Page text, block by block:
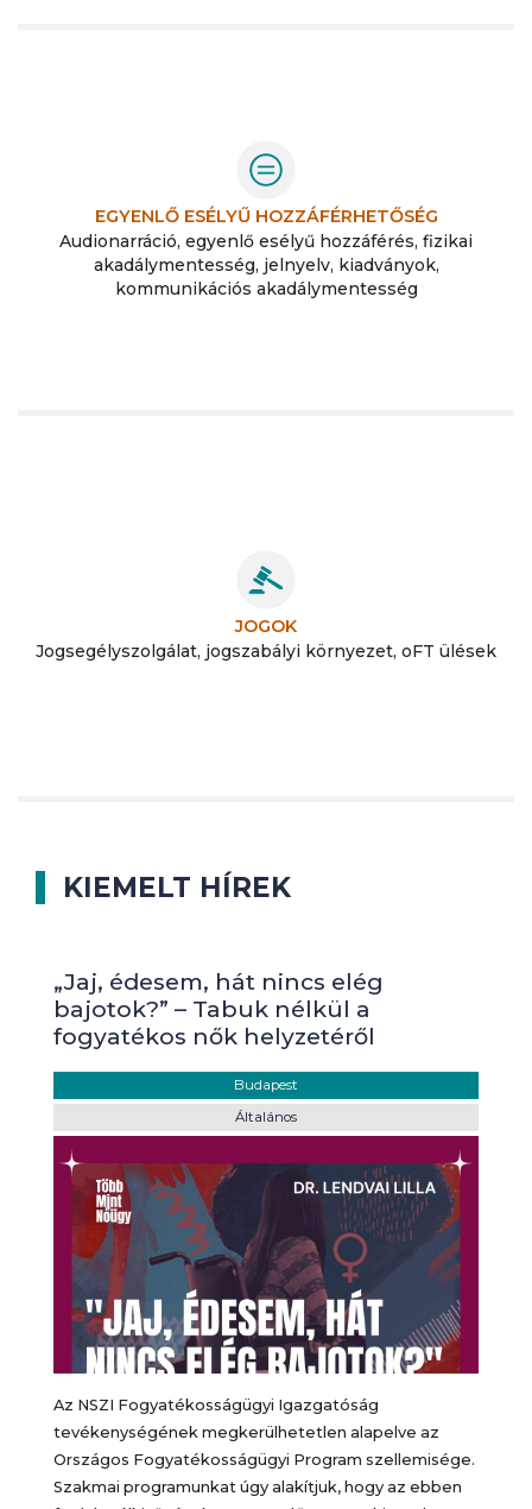
EGYENLŐ ESÉLYŰ HOZZÁFÉRHETŐSÉG
Audionarráció, egyenlő esélyű hozzáférés, fizikai
akadálymentesség, jelnyelv, kiadványok,
kommunikációs akadálymentesség
JOGOK
Jogsegélyszolgálat, jogszabályi környezet, oFT ülések
KIEMELT HÍREK
„Jaj, édesem, hát nincs elég
bajotok?” – Tabuk nélkül a
fogyatékos nők helyzetéről
Budapest
Általános
Az NSZI Fogyatékosságügyi Igazgatóság
tevékenységének megkerülhetetlen alapelve az
Országos Fogyatékosságügyi Program szellemisége.
Szakmai programunkat úgy alakítjuk, hogy az ebben